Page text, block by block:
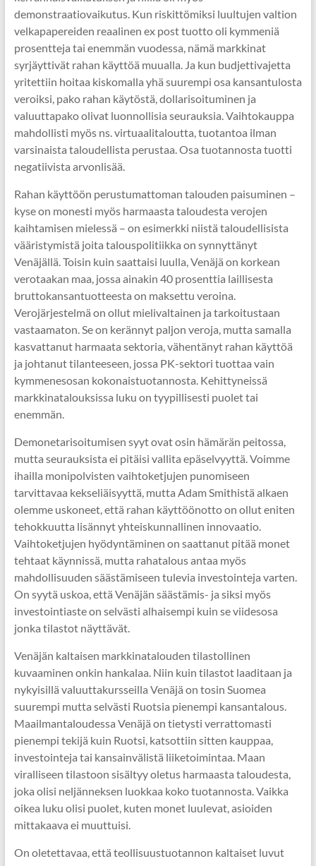
demonstraatiovaikutus. Kun riskittömiksi luultujen valtion
velkapapereiden reaalinen ex post tuotto oli kymmeniä
prosentteja tai enemmän vuodessa, nämä markkinat
syrjäyttivät rahan käyttöä muualla. Ja kun budjettivajetta
yritettiin hoitaa kiskomalla yhä suurempi osa kansantulosta
veroiksi, pako rahan käytöstä, dollarisoituminen ja
valuuttapako olivat luonnollisia seurauksia. Vaihtokauppa
mahdollisti myös ns. virtuaalitaloutta, tuotantoa ilman
varsinaista taloudellista perustaa. Osa tuotannosta tuotti
negatiivista arvonlisää.
Rahan käyttöön perustumattoman talouden paisuminen –
kyse on monesti myös harmaasta taloudesta verojen
kaihtamisen mielessä – on esimerkki niistä taloudellisista
vääristymistä joita talouspolitiikka on synnyttänyt
Venäjällä. Toisin kuin saattaisi luulla, Venäjä on korkean
verotaakan maa, jossa ainakin 40 prosenttia laillisesta
bruttokansantuotteesta on maksettu veroina.
Verojärjestelmä on ollut mielivaltainen ja tarkoitustaan
vastaamaton. Se on kerännyt paljon veroja, mutta samalla
kasvattanut harmaata sektoria, vähentänyt rahan käyttöä
ja johtanut tilanteeseen, jossa PK-sektori tuottaa vain
kymmenesosan kokonaistuotannosta. Kehittyneissä
markkinatalouksissa luku on tyypillisesti puolet tai
enemmän.
Demonetarisoitumisen syyt ovat osin hämärän peitossa,
mutta seurauksista ei pitäisi vallita epäselvyyttä. Voimme
ihailla monipolvisten vaihtoketjujen punomiseen
tarvittavaa kekseliäisyyttä, mutta Adam Smithistä alkaen
olemme uskoneet, että rahan käyttöönotto on ollut eniten
tehokkuutta lisännyt yhteiskunnallinen innovaatio.
Vaihtoketjujen hyödyntäminen on saattanut pitää monet
tehtaat käynnissä, mutta rahatalous antaa myös
mahdollisuuden säästämiseen tulevia investointeja varten.
On syytä uskoa, että Venäjän säästämis- ja siksi myös
investointiaste on selvästi alhaisempi kuin se viidesosa
jonka tilastot näyttävät.
Venäjän kaltaisen markkinatalouden tilastollinen
kuvaaminen onkin hankalaa. Niin kuin tilastot laaditaan ja
nykyisillä valuuttakursseilla Venäjä on tosin Suomea
suurempi mutta selvästi Ruotsia pienempi kansantalous.
Maailmantaloudessa Venäjä on tietysti verrattomasti
pienempi tekijä kuin Ruotsi, katsottiin sitten kauppaa,
investointeja tai kansainvälistä liiketoimintaa. Maan
viralliseen tilastoon sisältyy oletus harmaasta taloudesta,
joka olisi neljänneksen luokkaa koko tuotannosta. Vaikka
oikea luku olisi puolet, kuten monet luulevat, asioiden
mittakaava ei muuttuisi.
On oletettavaa, että teollisuustuotannon kaltaiset luvut